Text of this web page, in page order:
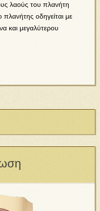
λαούς του πλανήτη
πλανήτης οδηγείται με
και μεγαλύτερου